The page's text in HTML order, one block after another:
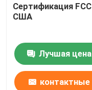
Сертификация FCC
США
Лучшая цена
контактные